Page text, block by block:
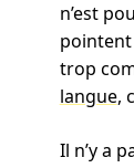
n’est
pointent
trop
langue,
Il n’y a